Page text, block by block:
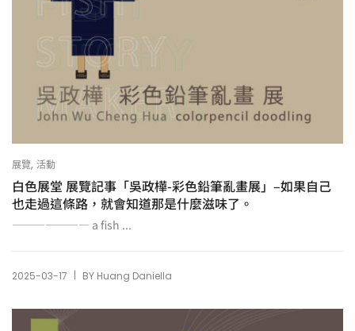
展覽, 活動
白色展堂 展覽記事「吳政樺-彩色鉛筆亂畫展」–如果自己
也走過這條路，就會知道那是什麼滋味了。
——————— a fish ...
2025-03-17 | BY Huang Daniella